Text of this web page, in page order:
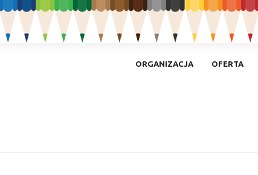
ORGANIZACJA OFERTA